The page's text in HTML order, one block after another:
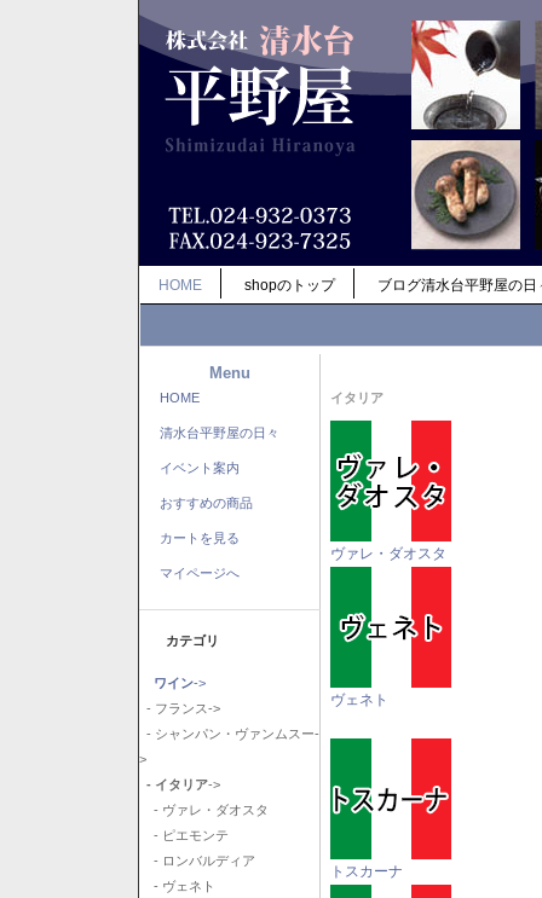
HOME shopのトップ ブログ清水台平野屋の日
Menu
HOME
清水台平野屋の日々
イベント案内
おすすめの商品
カートを見る
マイページへ
カテゴリ
ワイン->
- フランス->
- シャンパン・ヴァンムスー-
>
- イタリア->
- ヴァレ・ダオスタ
- ピエモンテ
- ロンバルディア
- ヴェネト
イタリア
ヴァレ・ダオスタ
ヴェネト
トスカーナ